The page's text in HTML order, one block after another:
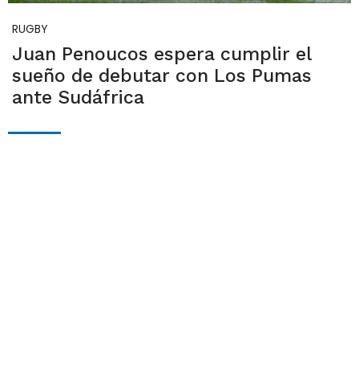
RUGBY
Juan Penoucos espera cumplir el
sueño de debutar con Los Pumas
ante Sudáfrica